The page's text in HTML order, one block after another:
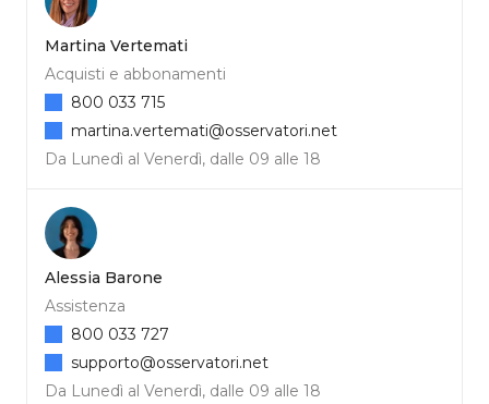
Martina Vertemati
Acquisti e abbonamenti
Da Lunedì al Venerdì, dalle 09 alle 18
800 033 715
martina.vertemati@osservatori.net
Alessia Barone
Assistenza
Da Lunedì al Venerdì, dalle 09 alle 18
800 033 727
supporto@osservatori.net